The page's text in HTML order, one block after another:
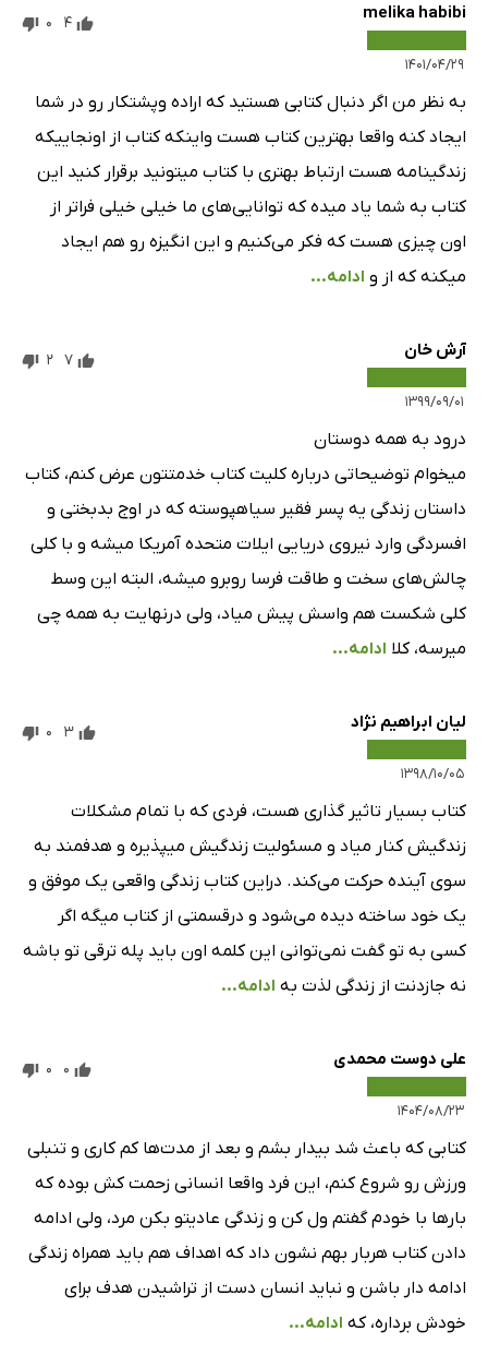
melika habibi
۱۴۰۱/۰۴/۲۹
4
0
به نظر من اگر دنبال کتابی هستید که اراده وپشتکار رو در شما
ایجاد کنه واقعا بهترین کتاب هست واینکه کتاب از اونجاییکه
زندگینامه هست ارتباط بهتری با کتاب میتونید برقرار کنید این
کتاب به شما یاد میده که توانایی‌های ما خیلی خیلی فراتر از
اون چیزی هست که فکر می‌کنیم و این انگیزه رو هم ایجاد
میکنه که از و ادامه...
آرش خان
۱۳۹۹/۰۹/۰۱
7
2
درود به همه دوستان
میخوام توضیحاتی درباره کلیت کتاب خدمتتون عرض کنم، کتاب
داستان زندگی یه پسر فقیر سیاهپوسته که در اوج بدبختی و
افسردگی وارد نیروی دریایی ایلات متحده آمریکا میشه و با کلی
چالش‌های سخت و طاقت فرسا روبرو میشه، البته این وسط
کلی شکست هم واسش پیش میاد، ولی درنهایت به همه چی
میرسه، کلا ادامه...
لیان ابراهیم نژاد
۱۳۹۸/۱۰/۰۵
3
0
کتاب بسیار تاثیر گذار‌ی هست، فردی که با تمام مشکلات
زندگیش کنار میاد و مسئولیت زندگیش میپذیره و هدفمند به
سوی آینده حرکت می‌کند. دراین کتاب زندگی واقعی یک موفق و
یک خود ساخته دیده می‌شود و درقسمتی از کتاب میگه اگر
کسی به تو گفت نمی‌توانی این کلمه اون باید پله ترقی تو باشه
نه جازدنت از زندگی لذت به ادامه...
علی دوست محمدی
۱۴۰۴/۰۸/۲۳
0
0
کتابی که باعث شد بیدار بشم و بعد از مدت‌ها کم کاری و تنبلی
ورزش رو شروع کنم، این فرد واقعا انسانی زحمت کش بوده که
بارها با خودم گفتم ول کن و زندگی عادیتو بکن مرد، ولی ادامه
دادن کتاب هربار بهم نشون داد که اهداف هم باید همراه زندگی
ادامه دار باشن و نباید انسان دست از تراشیدن هدف برای
خودش برداره، که ادامه...